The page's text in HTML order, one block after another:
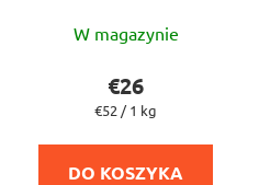
W magazynie
€26
Cena
€52 / 1 kg
DO KOSZYKA